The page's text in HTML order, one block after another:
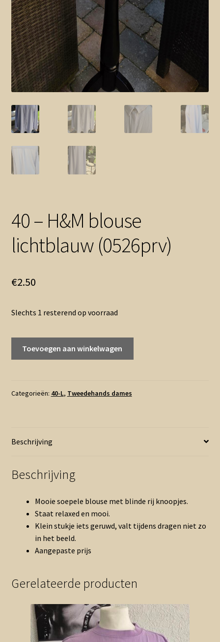
40 – H&M blouse
lichtblauw (0526prv)
€2.50
Slechts 1 resterend op voorraad
lichtblauw
Toevoegen aan winkelwagen
Categorieën: 40-L, Tweedehands dames
Beschrijving
Beschrijving
Mooie soepele blouse met blinde rij knoopjes.
Staat relaxed en mooi.
Klein stukje iets geruwd, valt tijdens dragen niet zo
in het beeld.
Aangepaste prijs
Gerelateerde producten